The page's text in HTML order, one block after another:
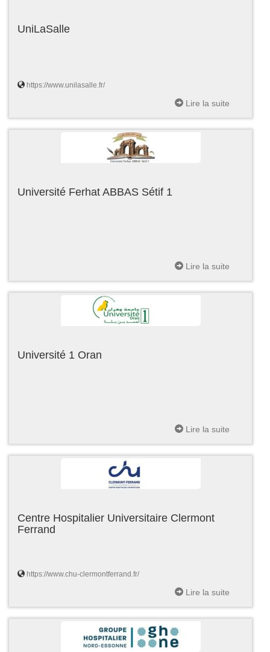
UniLaSalle
https://www.unilasalle.fr/
Lire la suite
Université Ferhat ABBAS Sétif 1
Lire la suite
Université 1 Oran
Lire la suite
Centre Hospitalier Universitaire Clermont
Ferrand
https://www.chu-clermontferrand.fr/
Lire la suite